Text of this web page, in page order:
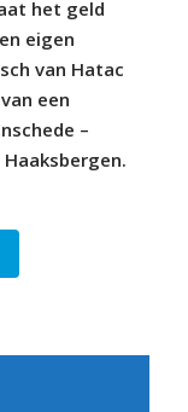
het geld
eigen
van Hatac
een
–